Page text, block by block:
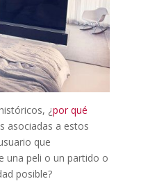
¿por qué
asociadas a estos
que
una peli o un partido o
posible?